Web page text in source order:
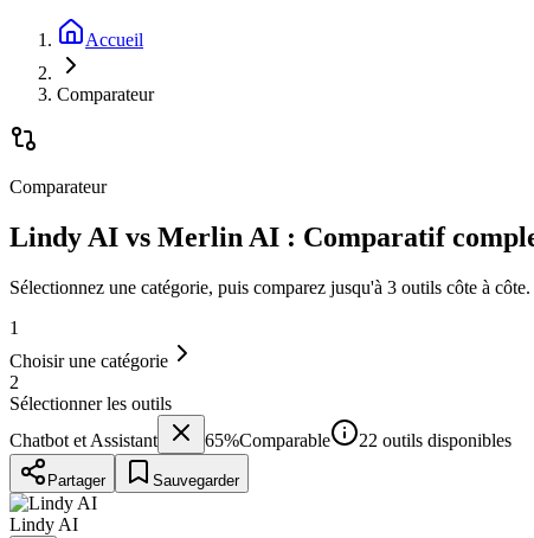
Accueil
Comparateur
Comparateur
Lindy AI vs Merlin AI : Comparatif
Sélectionnez une catégorie, puis comparez jusqu'à 3 outils côte à
1
Choisir une catégorie
2
Sélectionner les outils
Chatbot et Assistant
65%Comparable 22 outils disponibles
Partager Sauvegarder
Lindy AI